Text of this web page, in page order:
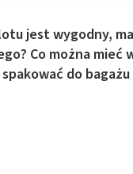
jest wygodny,
Co można mieć
spakować do